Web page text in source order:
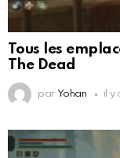
Tous les
The Dead
par Yohan il y